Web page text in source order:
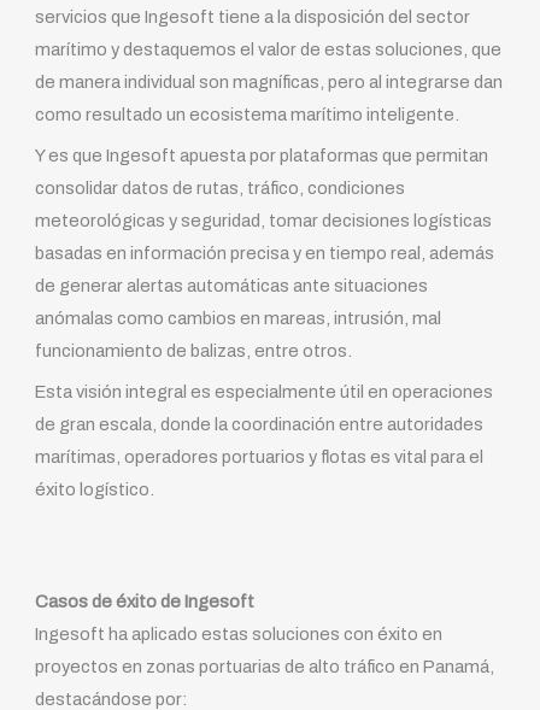
servicios que Ingesoft tiene a la disposición del sector
marítimo y destaquemos el valor de estas soluciones, que
de manera individual son magníficas, pero al integrarse dan
como resultado un ecosistema marítimo inteligente.
Y es que Ingesoft apuesta por plataformas que permitan
consolidar datos de rutas, tráfico, condiciones
meteorológicas y seguridad, tomar decisiones logísticas
basadas en información precisa y en tiempo real, además
de generar alertas automáticas ante situaciones
anómalas como cambios en mareas, intrusión, mal
funcionamiento de balizas, entre otros.
Esta visión integral es especialmente útil en operaciones
de gran escala, donde la coordinación entre autoridades
marítimas, operadores portuarios y flotas es vital para el
éxito logístico.
Casos de éxito de Ingesoft
Ingesoft ha aplicado estas soluciones con éxito en
proyectos en zonas portuarias de alto tráfico en Panamá,
destacándose por: